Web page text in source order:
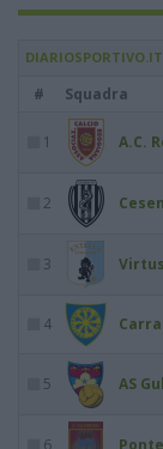
DIARIOSPORTIVO.IT
#
Squadra
1 A.C.
2
3
4
5 AS
6